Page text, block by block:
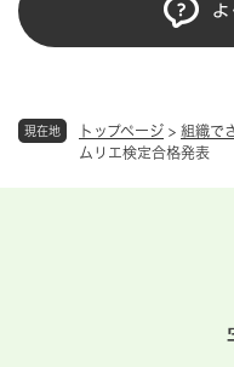
現在地 トップページ > 組織で
ムリエ検定合格発表